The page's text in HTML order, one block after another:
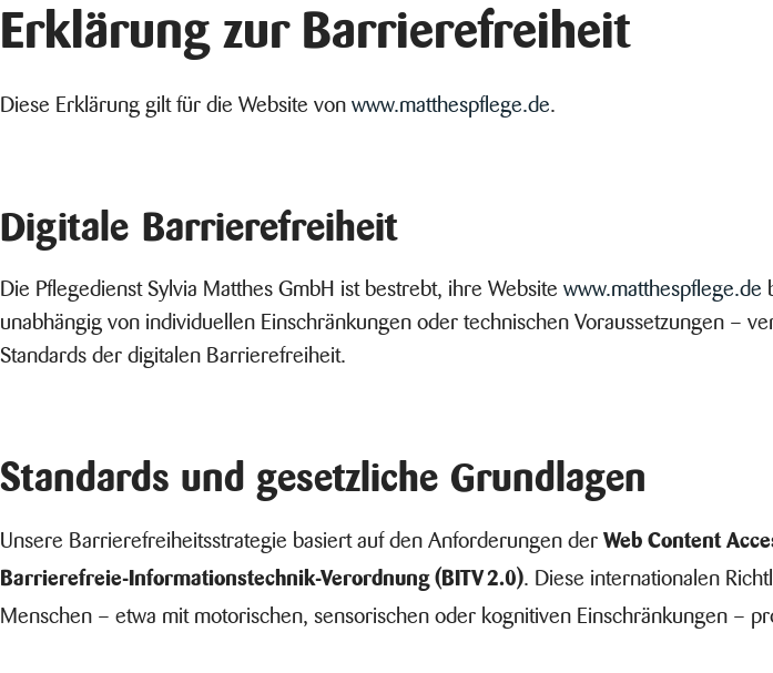
Erklärung zur Barrierefreiheit
Diese Erklärung gilt für die Website von www.matthespflege.de
Digitale Barrierefreiheit
Die Pflegedienst Sylvia Matthes GmbH ist bestrebt, ihre Website www.matthespflege.de
unabhängig von individuellen Einschränkungen oder technischen Voraussetzungen –
Standards der digitalen Barrierefreiheit.
Standards und gesetzliche Grundlagen
Unsere Barrierefreiheitsstrategie basiert auf den Anforderungen der Web Content
Barrierefreie-Informationstechnik-Verordnung (BITV 2.0) . Diese internationalen
Menschen – etwa mit motorischen, sensorischen oder kognitiven Einschränkungen –